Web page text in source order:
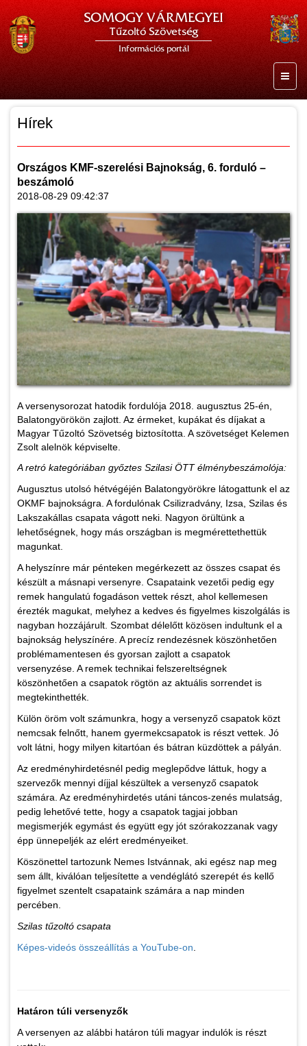
SOMOGY VÁRMEGYEI
Tűzoltó Szövetség
Információs portál
Hírek
Országos KMF-szerelési Bajnokság, 6. forduló –
beszámoló
2018-08-29 09:42:37
A versenysorozat hatodik fordulója 2018. augusztus 25-én,
Balatongyörökön zajlott. Az érmeket, kupákat és díjakat a
Magyar Tűzoltó Szövetség biztosította. A szövetséget Kelemen
Zsolt alelnök képviselte.
A retró kategóriában győztes Szilasi ÖTT élménybeszámolója:
Augusztus utolsó hétvégéjén Balatongyörökre látogattunk el az
OKMF bajnokságra. A fordulónak Csilizradvány, Izsa, Szilas és
Lakszakállas csapata vágott neki. Nagyon örültünk a
lehetőségnek, hogy más országban is megmérettethettük
magunkat.
A helyszínre már pénteken megérkezett az összes csapat és
készült a másnapi versenyre. Csapataink vezetői pedig egy
remek hangulatú fogadáson vettek részt, ahol kellemesen
érezték magukat, melyhez a kedves és figyelmes kiszolgálás is
nagyban hozzájárult. Szombat délelőtt közösen indultunk el a
bajnokság helyszínére. A precíz rendezésnek köszönhetően
problémamentesen és gyorsan zajlott a csapatok
versenyzése. A remek technikai felszereltségnek
köszönhetően a csapatok rögtön az aktuális sorrendet is
megtekinthették.
Külön öröm volt számunkra, hogy a versenyző csapatok közt
nemcsak felnőtt, hanem gyermekcsapatok is részt vettek. Jó
volt látni, hogy milyen kitartóan és bátran küzdöttek a pályán.
Az eredményhirdetésnél pedig meglepődve láttuk, hogy a
szervezők mennyi díjjal készültek a versenyző csapatok
számára. Az eredményhirdetés utáni táncos-zenés mulatság,
pedig lehetővé tette, hogy a csapatok tagjai jobban
megismerjék egymást és együtt egy jót szórakozzanak vagy
épp ünnepeljék az elért eredményeiket.
Köszönettel tartozunk Nemes Istvánnak, aki egész nap meg
sem állt, kiválóan teljesítette a vendéglátó szerepét és kellő
figyelmet szentelt csapataink számára a nap minden
percében.
Szilas tűzoltó csapata
Képes-videós összeállítás a YouTube-on
Határon túli versenyzők
A versenyen az alábbi határon túli magyar indulók is részt